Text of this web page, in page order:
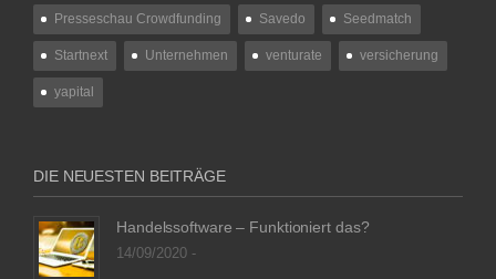
Presseschau Crowdfunding Savedo Seedmatch
Startnext Unternehmen venturate versicherung
yapital
DIE NEUESTEN BEITRÄGE
Handelssoftware – Funktioniert das?
14/09/2020 -